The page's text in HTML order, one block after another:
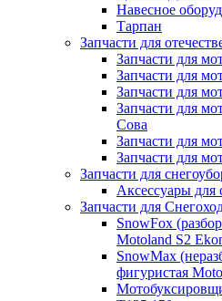
Навесное
Тарпан
Запчасти для
Запчасти для
Запчасти для
Запчасти для
Запчасти для
Сова
Запчасти для
Запчасти для
Запчасти для
Аксессуары
Запчасти для
SnowFox
Motoland S2
SnowMax
фигуристая